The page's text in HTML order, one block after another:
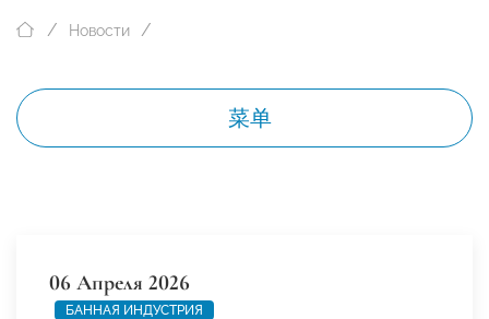
Новости
菜单
06 Апреля 2026
БАННАЯ ИНДУСТРИЯ